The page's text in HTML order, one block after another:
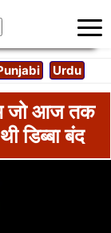
Urdu
जो आज तक
डिब्बा बंद